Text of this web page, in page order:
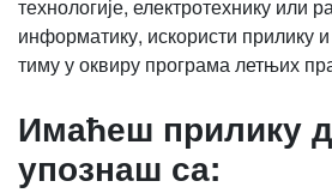
технологије, електротехнику или
информатику, искористи прилику
тиму у оквиру програма летњих
Имаћеш прилику
упознаш са: